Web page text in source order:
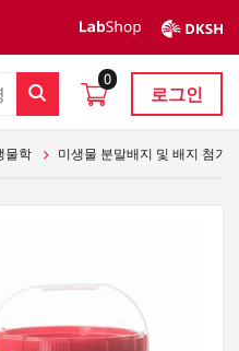
0
로그인
물학 미생물 분말배지 및 배지 첨가